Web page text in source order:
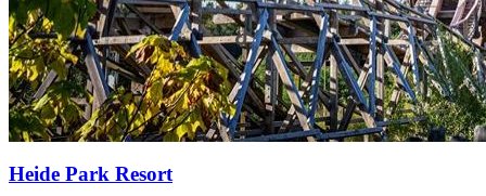
Heide Park Resort